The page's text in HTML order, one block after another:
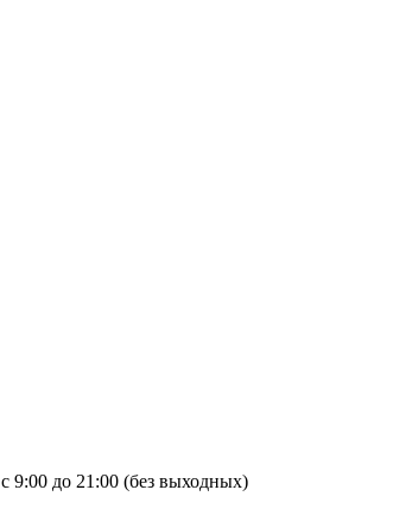
с 9:00 до 21:00 (без выходных)